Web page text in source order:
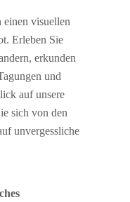
einen visuellen
Erleben Sie
erkunden
und
auf unsere
sich von den
unvergessliche